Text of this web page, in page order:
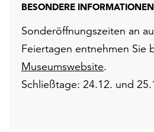
BESONDERE INFORMATIONEN
Sonderöffnungszeiten an
Feiertagen entnehmen Sie
Museumswebsite.
Schließtage: 24.12. und